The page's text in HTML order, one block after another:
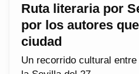
Ruta literaria por
por los autores
ciudad
Un recorrido cultural